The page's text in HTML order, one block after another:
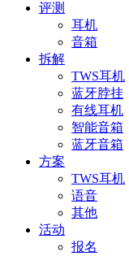
评测
耳机
音箱
拆解
TWS耳机
蓝牙脖挂
有线耳机
智能音箱
蓝牙音箱
方案
TWS耳机
语音
其他
活动
报名